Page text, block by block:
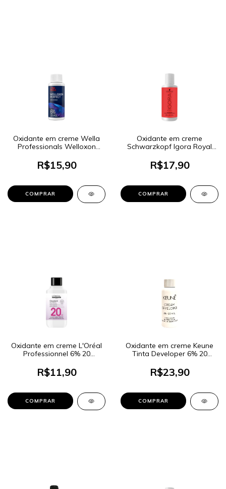
Oxidante em creme Wella
Professionals Welloxon
60ml
R$15,90
Oxidante em creme
Schwarzkopf Igora Royal
R$17,90
Oxidante em creme L'Oréal
Professionnel 6% 20
R$11,90
Oxidante em creme Keune
Tinta Developer 6% 20
R$23,90